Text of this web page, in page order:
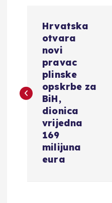
i
Hrvatska
otvara
novi
pravac
plinske
opskrbe za
BiH,
dionica
vrijedna
169
milijuna
eura